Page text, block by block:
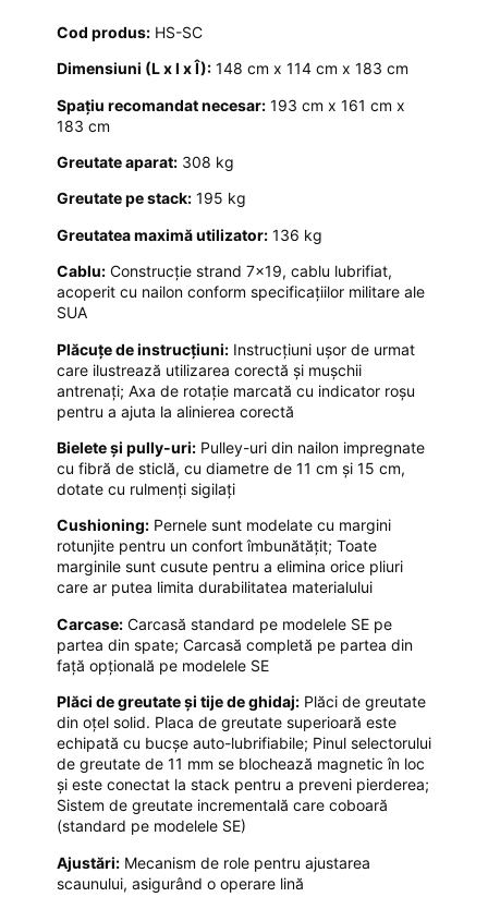
Cod produs:HS-SC
Dimensiuni (L x l x Î):148 cm x 114 cm x 183 cm
Spațiu recomandat necesar:193 cm x 161 cm x
183 cm
Greutate aparat:308 kg
Greutate pe stack:195 kg
Greutatea maximă utilizator:136 kg
Cablu:Construcție strand 7×19, cablu lubrifiat,
acoperit cu nailon conform specificațiilor militare ale
SUA
Plăcuțe de instrucțiuni:Instrucțiuni ușor de urmat
care ilustrează utilizarea corectă și mușchii
antrenați; Axa de rotație marcată cu indicator roșu
pentru a ajuta la alinierea corectă
Bielete și pully-uri:Pulley-uri din nailon impregnate
cu fibră de sticlă, cu diametre de 11 cm și 15 cm,
dotate cu rulmenți sigilați
Cushioning:Pernele sunt modelate cu margini
rotunjite pentru un confort îmbunătățit; Toate
marginile sunt cusute pentru a elimina orice pliuri
care ar putea limita durabilitatea materialului
Carcase:Carcasă standard pe modelele SE pe
partea din spate; Carcasă completă pe partea din
față opțională pe modelele SE
Plăci de greutate și tije de ghidaj:Plăci de greutate
din oțel solid. Placa de greutate superioară este
echipată cu bucșe auto-lubrifiabile; Pinul selectorului
de greutate de 11 mm se blochează magnetic în loc
și este conectat la stack pentru a preveni pierderea;
Sistem de greutate incrementală care coboară
(standard pe modelele SE)
Ajustări:Mecanism de role pentru ajustarea
scaunului, asigurând o operare lină